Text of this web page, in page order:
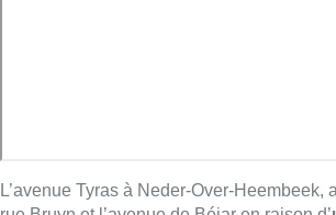
L’avenue Tyras à Neder-Over-Heembeek,